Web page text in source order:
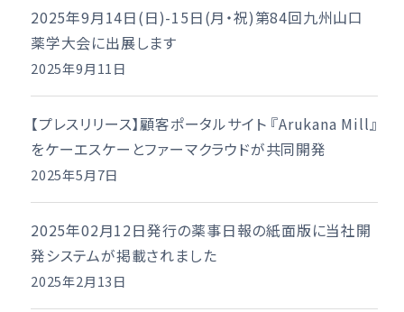
2025年9月14日(日)-15日(月・祝)第84回九州山口
薬学大会に出展します
2025年9月11日
【プレスリリース】顧客ポータルサイト 『Arukana Mill』
をケーエスケーとファーマクラウドが共同開発
2025年5月7日
2025年02月12日発行の薬事日報の紙面版に当社開
発システムが掲載されました
2025年2月13日